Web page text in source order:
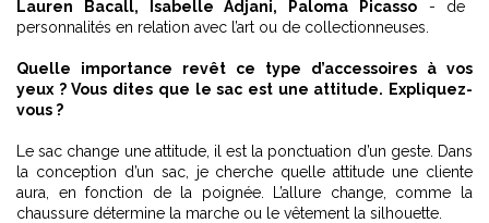
Lauren Bacall, Isabelle Adjani, Paloma Picasso- de
personnalités en relation avec l’art ou de collectionneuses.
Quelle importance revêt ce type d’accessoires à vos
yeux ? Vous dites que le sac est une attitude. Expliquez-
vous ?
Le sac change une attitude, il est la ponctuation d’un geste. Dans
la conception d’un sac, je cherche quelle attitude une cliente
aura, en fonction de la poignée. L’allure change, comme la
chaussure détermine la marche ou le vêtement la silhouette.